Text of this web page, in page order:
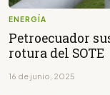
ENERGÍA
Petroecuador
rotura del SOTE
16 de junio, 2025